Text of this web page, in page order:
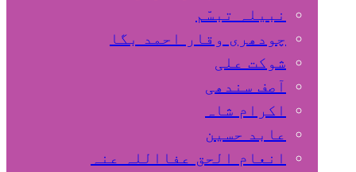
نبیلہ تبسّم
چودھری وقار احمد بگا
شوکت علی
آصف سندھی
اکرام شاہ
عابد حسین
انعام الحق عفااللہ عنہ